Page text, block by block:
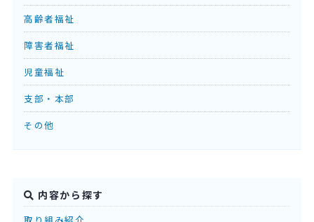
高齢者福祉
障害者福祉
児童福祉
支部・本部
その他
内容から探す